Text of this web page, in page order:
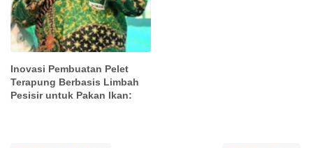
Inovasi Pembuatan Pelet
Terapung Berbasis Limbah
Pesisir untuk Pakan Ikan: